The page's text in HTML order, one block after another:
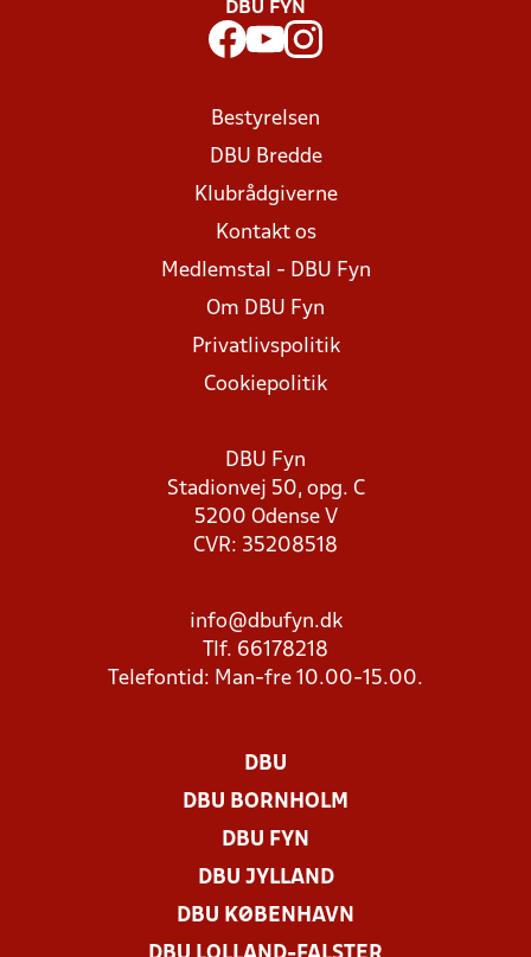
DBU FYN
Bestyrelsen
DBU Bredde
Klubrådgiverne
Kontakt os
Medlemstal - DBU Fyn
Om DBU Fyn
Privatlivspolitik
Cookiepolitik
DBU Fyn
Stadionvej 50, opg. C
5200 Odense V
CVR: 35208518
info@dbufyn.dk
Tlf. 66178218
Telefontid: Man-fre 10.00-15.00.
DBU
DBU BORNHOLM
DBU FYN
DBU JYLLAND
DBU KØBENHAVN